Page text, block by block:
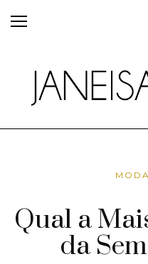
Qual a
da